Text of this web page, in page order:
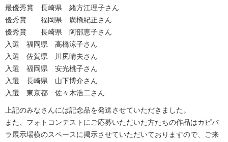
最優秀賞 長崎県 緒方江理子さん
優秀賞 福岡県 廣橋紀正さん
優秀賞 長崎県 阿部恵子さん
入選 福岡県 高橋涼子さん
入選 佐賀県 川尻晴夫さん
入選 福岡県 安光桃子さん
入選 長崎県 山下博介さん
入選 東京都 佐々木浩二さん
上記のみなさんには記念品を発送させていただきました。
また、フォトコンテストにご応募いただいた方たちの作品はカピバ
ラ展示場横のスペースに掲示させていただいておりますので、ご来